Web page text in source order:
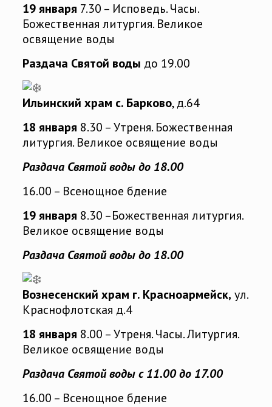
19 января 7.30 – Исповедь. Часы.
Божественная литургия. Великое
освящение воды
Раздача Святой воды до 19.00
Ильинский храм с. Барково, д.64
18 января 8.30 – Утреня. Божественная
литургия. Великое освящение воды
Раздача Святой воды до 18.00
16.00 – Всенощное бдение
19 января 8.30 –Божественная литургия.
Великое освящение воды
Раздача Святой воды до 18.00
Вознесенский храм г. Красноармейск, ул.
Краснофлотская д.4
18 января 8.00 – Утреня. Часы. Литургия.
Великое освящение воды
Раздача Святой воды с 11.00 до 17.00
16.00 – Всенощное бдение